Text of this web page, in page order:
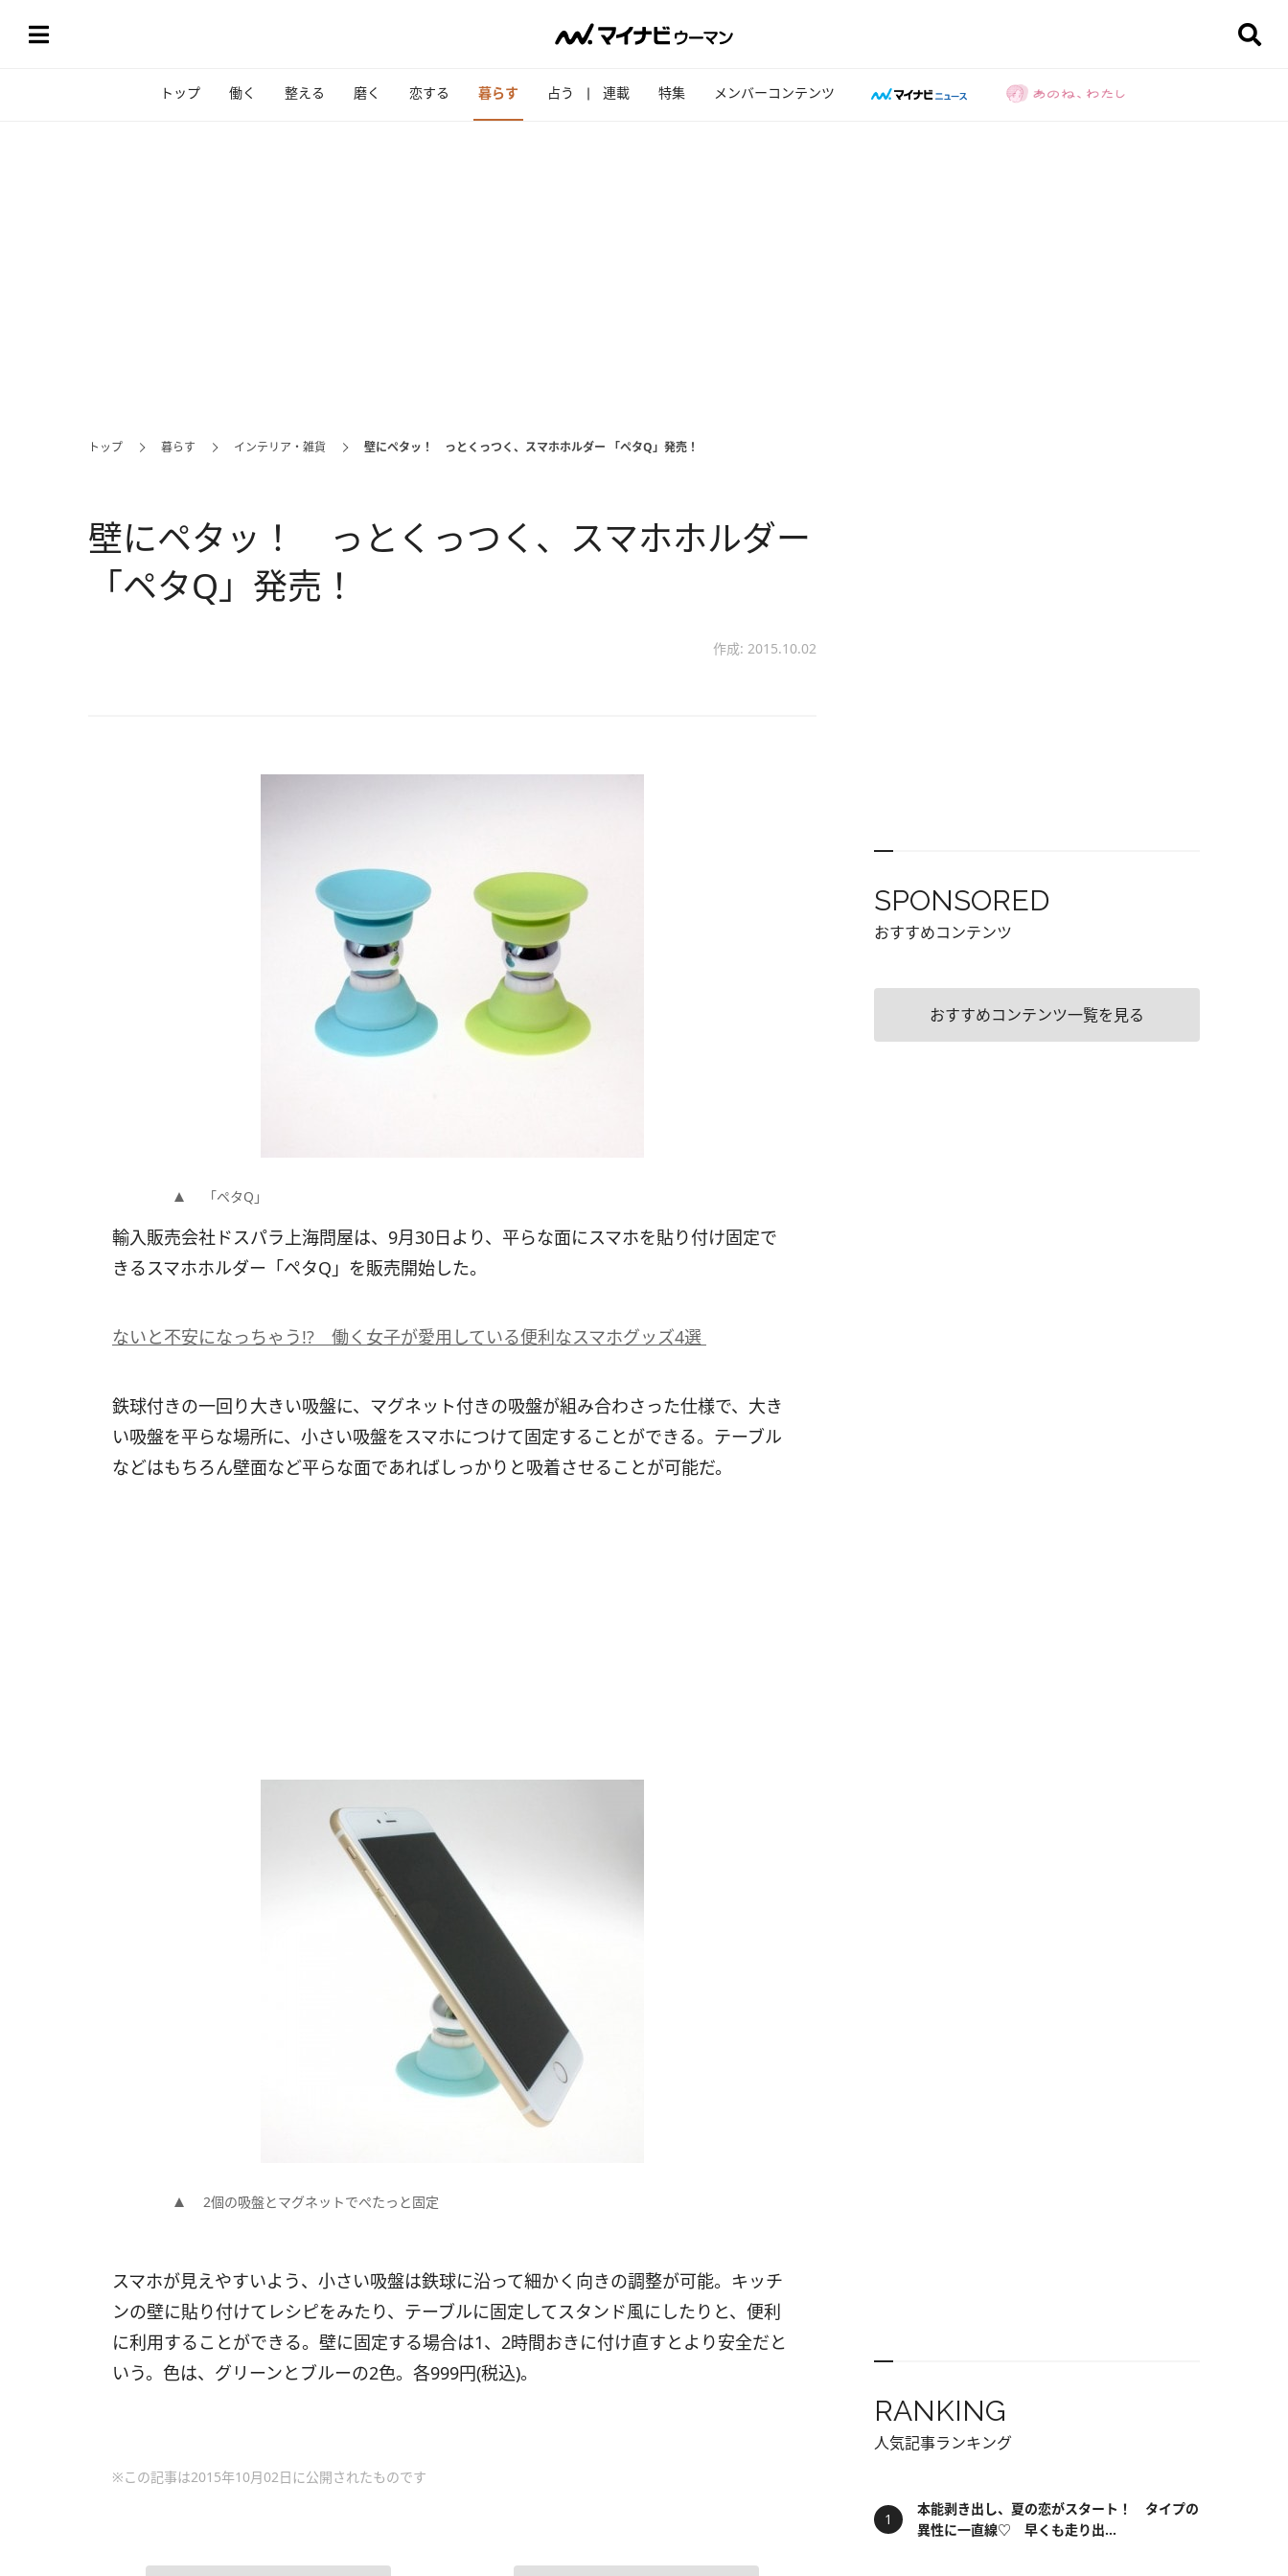
トップ 働く 整える 磨く 恋する 暮らす 占う 連載 特集 メンバーコンテンツ
トップ 暮らす インテリア・雑貨 壁にペタッ！ っとくっつく、スマホホルダー 「ペタQ」発売！
壁にペタッ！ っとくっつく、スマホホルダー
「ペタQ」発売！
作成: 2015.10.02
「ペタQ」
輸入販売会社ドスパラ上海問屋は、9月30日より、平らな面にスマホを貼り付け固定で
きるスマホホルダー「ペタQ」を販売開始した。
ないと不安になっちゃう!? 働く女子が愛用している便利なスマホグッズ4選
鉄球付きの一回り大きい吸盤に、マグネット付きの吸盤が組み合わさった仕様で、大き
い吸盤を平らな場所に、小さい吸盤をスマホにつけて固定することができる。テーブル
などはもちろん壁面など平らな面であればしっかりと吸着させることが可能だ。
2個の吸盤とマグネットでぺたっと固定
スマホが見えやすいよう、小さい吸盤は鉄球に沿って細かく向きの調整が可能。キッチ
ンの壁に貼り付けてレシピをみたり、テーブルに固定してスタンド風にしたりと、便利
に利用することができる。壁に固定する場合は1、2時間おきに付け直すとより安全だと
いう。色は、グリーンとブルーの2色。各999円(税込)。
※この記事は2015年10月02日に公開されたものです
SPONSORED
おすすめコンテンツ
おすすめコンテンツ一覧を見る
RANKING
人気記事ランキング
本能剥き出し、夏の恋がスタート！ タイプの
異性に一直線♡ 早くも走り出...